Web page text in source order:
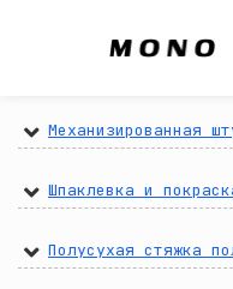
Механизированная
Шпаклевка и
Полусухая стяжка